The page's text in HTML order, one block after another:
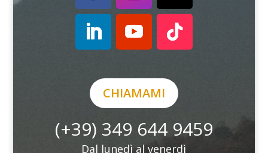
CHIAMAMI
(+39) 349 644 9459
Dal lunedì al venerdì